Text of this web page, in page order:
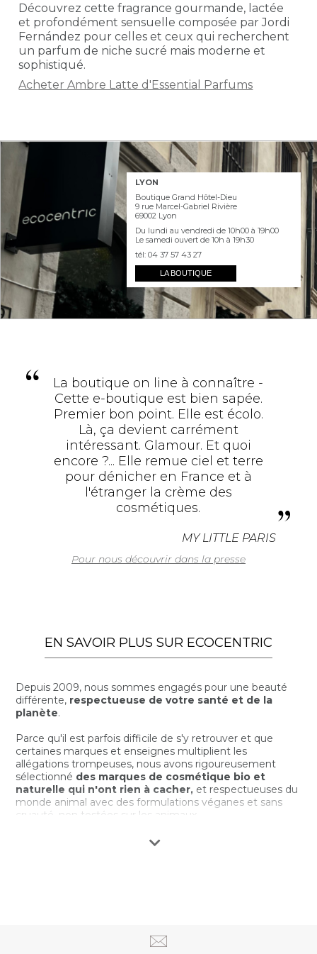
Découvrez cette fragrance gourmande, lactée
et profondément sensuelle composée par Jordi
Fernández pour celles et ceux qui recherchent
un parfum de niche sucré mais moderne et
sophistiqué.
Acheter Ambre Latte d'Essential Parfums
LYON
Boutique Grand Hôtel-Dieu
9 rue Marcel-Gabriel Rivière
69002 Lyon
Du lundi au vendredi de 10h00 à 19h00
Le samedi ouvert de 10h à 19h30
tél: 04 37 57 43 27
LA BOUTIQUE
La boutique on line à connaître -
Cette e-boutique est bien sapée.
Premier bon point. Elle est écolo.
Là, ça devient carrément
intéressant. Glamour. Et quoi
encore ?... Elle remue ciel et terre
pour dénicher en France et à
l'étranger la crème des
cosmétiques.
MY LITTLE PARIS
Pour nous découvrir dans la presse
EN SAVOIR PLUS SUR ECOCENTRIC
Depuis 2009, nous sommes engagés pour une beauté
différente, respectueuse de votre santé et de la
planète.
Parce qu'il est parfois difficile de s'y retrouver et que
certaines marques et enseignes multiplient les
allégations trompeuses, nous avons rigoureusement
sélectionné des marques de cosmétique bio et
naturelle qui n'ont rien à cacher, et respectueuses du
monde animal avec des formulations véganes et sans
cruauté, non testées sur les animaux.
NON aux ingrédients superflus, douteux,
voit, aux dernières innovations de la beauté green,